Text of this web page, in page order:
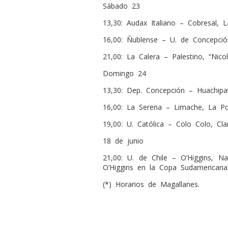
Sábado 23
13,30: Audax Italiano – Cobresal,
16,00: Ñublense – U. de
21,00: La Calera – Palestino,
Domingo 24
13,30: Dep. Concepción –
16,00: La Serena – Limache, La
19,00: U. Católica – Colo Colo,
18 de junio
21,00: U. de Chile – O’Higgins,
O’Higgins en la Copa
(*) Horarios de Magallanes.